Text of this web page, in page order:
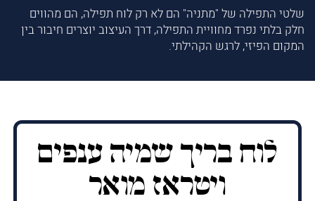
שלטי התפילה של "מתניה" הם לא רק לוח תפילה, הם מהווים
חלק בלתי נפרד מחוויית התפילה, דרך העיצוב יוצרים חיבור בין
המקום הפיזי, לרגש הקהילתי.
לוח בריך שמיה ענפים
ויטראז מואר